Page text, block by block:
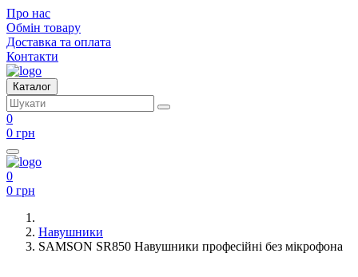
Про нас
Обмін товару
Доставка та оплата
Контакти
Каталог
0
0 грн
0
0 грн
Навушники
SAMSON SR850 Навушники професійні без мікрофона